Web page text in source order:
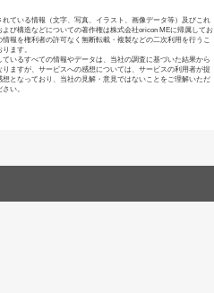
れている情報（文字、写真、イラスト、画像データ等）及びこれ
よび構造などについての著作権は株式会社oricon MEに帰属してお
情報を権利者の許可なく無断転載・複製などの二次利用を行うこ
ます。
ているすべての情報やデータは、当社の調査に基づいた結果から
りますが、サービスへの感想については、サービスの利用者が提
想となっており、当社の見解・意見ではないことをご理解いただ
い。